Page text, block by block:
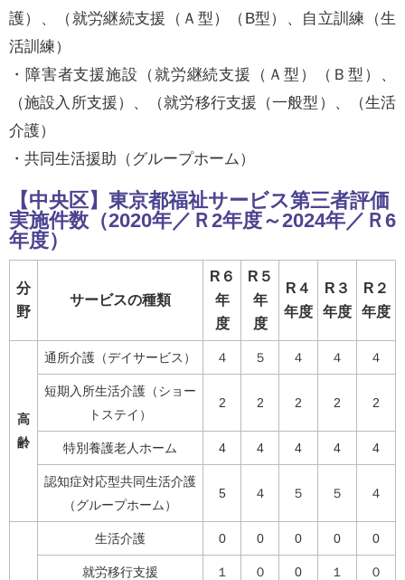
護）、（就労継続支援（Ａ型）（B型）、自立訓練（生
活訓練）
・障害者支援施設（就労継続支援（Ａ型）（Ｂ型）、
（施設入所支援）、（就労移行支援（一般型）、（生活
介護）
・共同生活援助（グループホーム）
【中央区】東京都福祉サービス第三者評価
実施件数（2020年／Ｒ2年度～2024年／Ｒ6
年度）
分
野
サービスの種類
R６
年
度
R５
年
度
R４
年度
R３
年度
R２
年度
高
齢
通所介護（デイサービス） ４ ５ ４ ４ ４
短期入所生活介護（ショー
トステイ）
2 2 2 2 2
特別養護老人ホーム 4 4 4 4 4
認知症対応型共同生活介護
（グループホーム）
5 ４ ５ ５ ４
生活介護 0 0 0 0 0
就労移行支援 １ ０ 0 １ ０